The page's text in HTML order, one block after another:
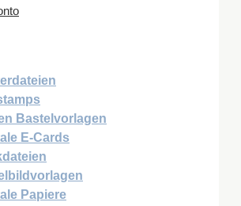
Bastelvorlagen
E-Cards
Papiere